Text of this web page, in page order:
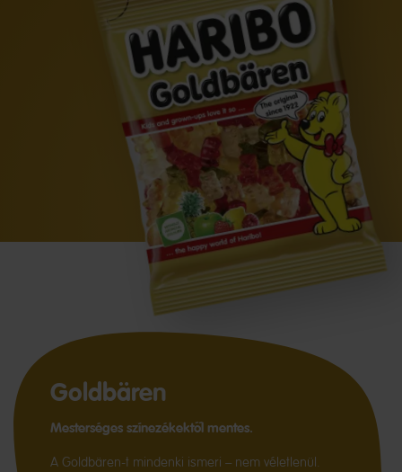
Goldbären
Mesterséges színezékektől mentes.
A Goldbären-t mindenki ismeri – nem véletlenül.